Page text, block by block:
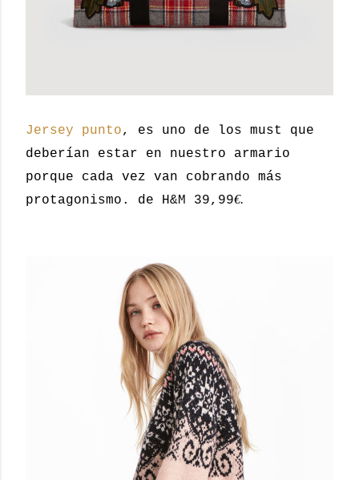
Jersey punto, es uno de los must que
deberían estar en nuestro armario
porque cada vez van cobrando más
protagonismo. de H&M 39,99€.